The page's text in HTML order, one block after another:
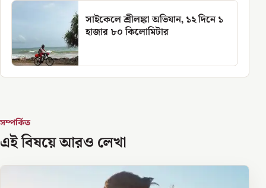
সাইকেলে শ্রীলঙ্কা অভিযান, ১২ দিনে ১
হাজার ৮০ কিলোমিটার
সম্পর্কিত
এই বিষয়ে আরও লেখা